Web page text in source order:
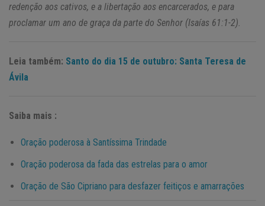
redenção aos cativos, e a libertação aos encarcerados, e para
proclamar um ano de graça da parte do Senhor (Isaías 61:1-2).
Leia também: Santo do dia 15 de outubro: Santa Teresa de
Ávila
Saiba mais :
Oração poderosa à Santíssima Trindade
Oração poderosa da fada das estrelas para o amor
Oração de São Cipriano para desfazer feitiços e amarrações